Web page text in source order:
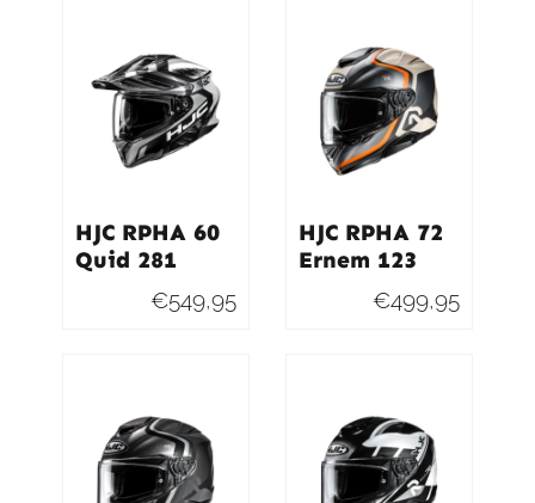
HJC RPHA 60
Quid 281
€549,95
HJC RPHA 72
Ernem 123
€499,95